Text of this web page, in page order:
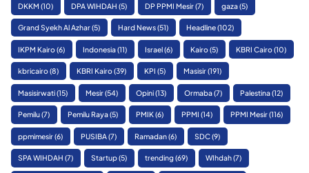
DKKM (10) DPA WIHDAH (5) DP PPMI Mesir(7) gaza(5)
Grand Syekh Al Azhar(5) Hard News(51) Headline(102)
IKPM Kairo(6) Indonesia(11) Israel(6) Kairo(5) KBRI Cairo(10)
kbricairo(8) KBRI Kairo(39) KPI (5) Masisir(191)
Masisirwati(15) Mesir(54) Opini(13) Ormaba(7) Palestina(12)
Pemilu(7) Pemilu Raya(5) PMIK(6) PPMI (14) PPMI Mesir(116)
ppmimesir(6) PUSIBA(7) Ramadan(6) SDC(9)
SPA WIHDAH (7) Startup(5) trending (69) WIhdah(7)